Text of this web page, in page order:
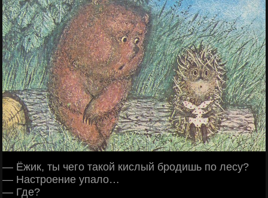
— Ёжик, ты чего такой кислый бродишь по лесу?
— Настроение упало…
— Где?